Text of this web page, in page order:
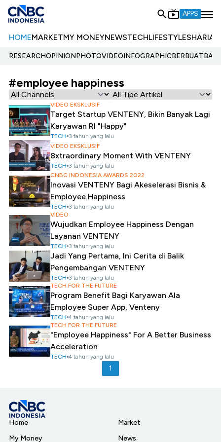
APPS
HOMEMARKETMY MONEYNEWSTECHLIFESTYLESHARIA
RESEARCHOPINIONPHOTOVIDEOINFOGRAPHIC
#employee happiness
VIDEO EKSKLUSIF
Target Startup VENTENY, Bikin Banyak Lagi
Karyawan RI "Happy"
TECH 3 tahun yang lalu
VIDEO EKSKLUSIF
8xtraordinary Moment With VENTENY
TECH 3 tahun yang lalu
CNBC INDONESIA AWARDS 2022
Inovasi VENTENY Bagi Akeselerasi Bisnis &
Employee Happiness
TECH 3 tahun yang lalu
VIDEO
Wujudkan Employee Happiness Dengan
Layanan VENTENY
TECH 3 tahun yang lalu
Jadi Yang Pertama, Ini Cerita di Balik
Pengembangan VENTENY
TECH 3 tahun yang lalu
TECH FOR THE FUTURE
Program Benefit Bagi Karyawan Ala
Employee Super App, Venteny
TECH 4 tahun yang lalu
TECH FOR THE FUTURE
"Employee Happiness" For A Better Business
Acceleration
TECH 4 tahun yang lalu
1
Home
My Money
Market
News